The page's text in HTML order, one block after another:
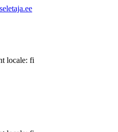
locale: fi